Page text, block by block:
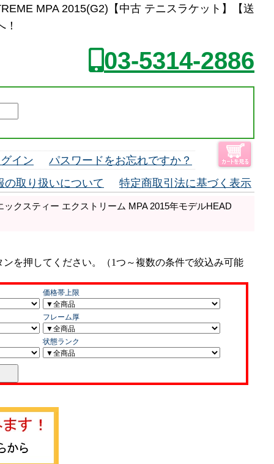
MPA 2015(G2)【中古 テニスラケット】【送
03-5314-2886
イン
パスワードをお忘れですか？
の取り扱いについて
特定商取引法に基づく表示
クスティー エクストリーム MPA 2015年モデルHEAD